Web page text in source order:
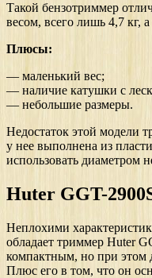
Такой бензотриммер
весом, всего лишь 4,7 кг,
Плюсы:
— маленький вес;
— наличие катушки с
— небольшие размеры.
Недостаток этой модели
у нее выполнена из
использовать диаметром
Huter GGT-
Неплохими
обладает триммер Huter
компактным, но при этом
Плюс его в том, что он